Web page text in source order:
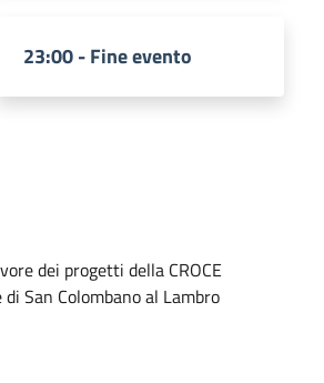
23:00 - Fine evento
dei progetti della CROCE
San Colombano al Lambro